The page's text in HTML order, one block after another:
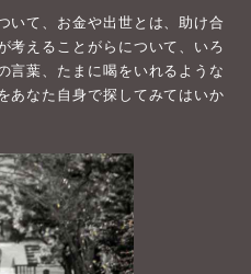
いて、お金や出世とは、助け合
考えることがらについて、いろ
言葉、たまに喝をいれるような
あなた自身で探してみてはいか